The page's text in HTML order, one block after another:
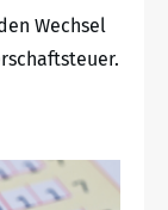
Wechsel